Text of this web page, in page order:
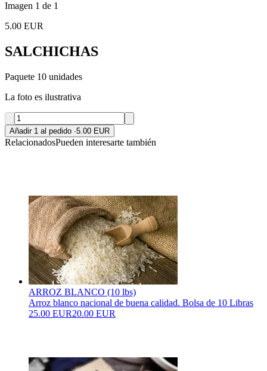
Imagen 1 de 1
5.00 EUR
SALCHICHAS
Paquete 10 unidades
La foto es ilustrativa
Añadir 1 al pedido ·5.00 EUR
RelacionadosPueden interesarte también
ARROZ BLANCO (10 lbs)
Arroz blanco nacional de buena calidad. Bolsa de 10 Libras
25.00 EUR20.00 EUR